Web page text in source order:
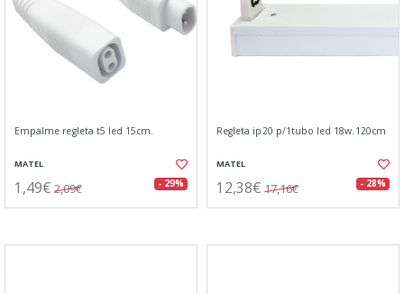
Empalme regleta t5 led 15cm.
MATEL
1,49€ 2,09€ - 29%
Regleta ip20 p/1tubo led 18w.120cm
MATEL
12,38€ 17,16€ - 28%